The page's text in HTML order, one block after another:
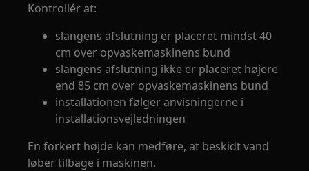
Kontrollér at:
slangens afslutning er placeret mindst 40
cm over opvaskemaskinens bund
slangens afslutning ikke er placeret højere
end 85 cm over opvaskemaskinens bund
installationen følger anvisningerne i
installationsvejledningen
En forkert højde kan medføre, at beskidt vand
løber tilbage i maskinen.